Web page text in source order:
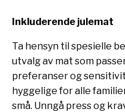
Inkluderende julemat
Ta hensyn til spesielle
utvalg av mat som
preferanser og
hyggelige for alle
små. Unngå press og